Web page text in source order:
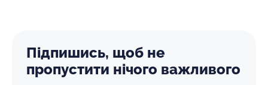
Підпишись, щоб не
пропустити нічого важливого